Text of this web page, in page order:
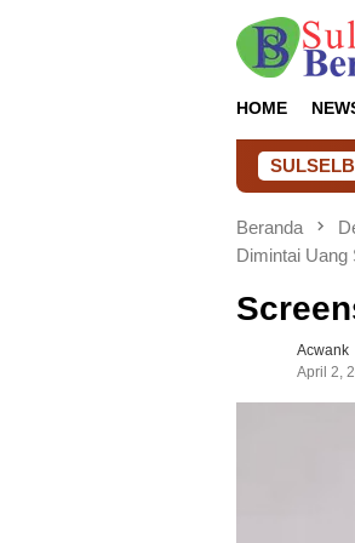
HOME
Beranda
Dimintai Uang
Acwank
April 2,